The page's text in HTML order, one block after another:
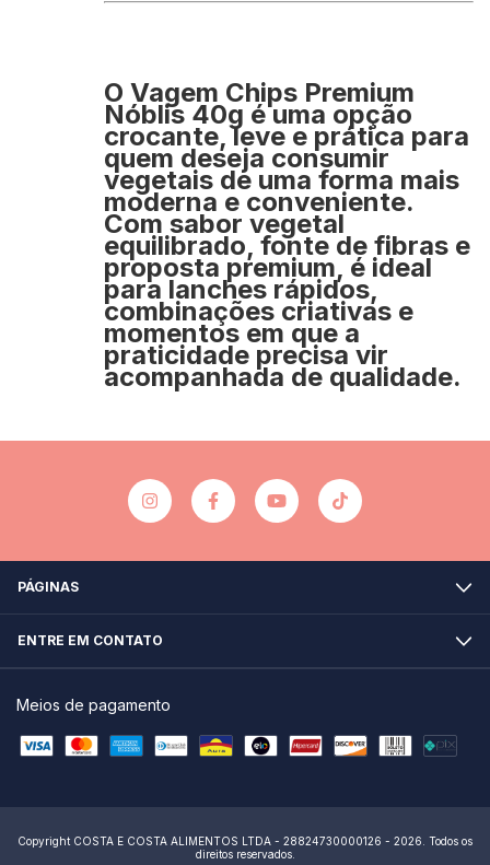
O Vagem Chips Premium
Nóblis 40g é uma opção
crocante, leve e prática para
quem deseja consumir
vegetais de uma forma mais
moderna e conveniente.
Com sabor vegetal
equilibrado, fonte de fibras e
proposta premium, é ideal
para lanches rápidos,
combinações criativas e
momentos em que a
praticidade precisa vir
acompanhada de qualidade.
PÁGINAS
ENTRE EM CONTATO
Meios de pagamento
Copyright COSTA E COSTA ALIMENTOS LTDA - 28824730000126 - 2026. Todos os
direitos reservados.